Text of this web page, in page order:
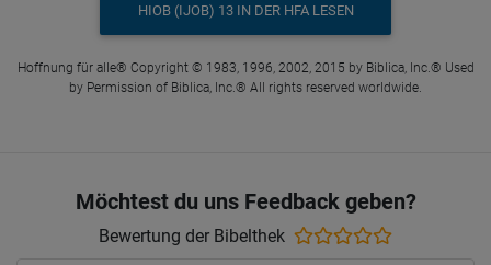
HIOB (IJOB) 13 IN DER HFA LESEN
Hoffnung für alle® Copyright © 1983, 1996, 2002, 2015 by Biblica, Inc.® Used
by Permission of Biblica, Inc.® All rights reserved worldwide.
Möchtest du uns Feedback geben?
Bewertung der Bibelthek